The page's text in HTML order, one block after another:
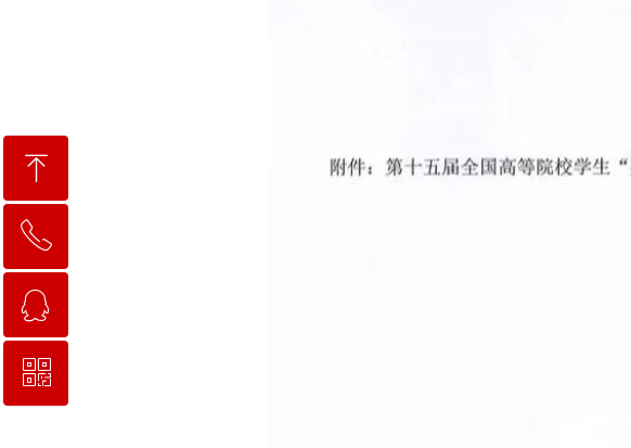
ꁸ
回到顶部
ꂅ
0318-2258111
ꁗ
QQ客服
ꀥ